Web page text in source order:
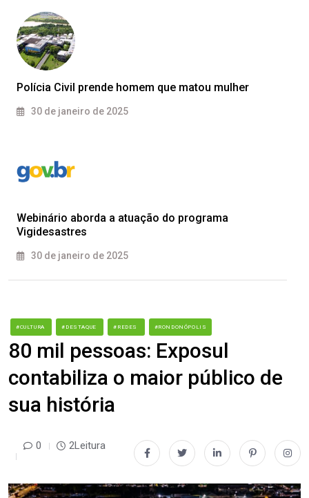
Polícia Civil prende homem que matou mulher
30 de janeiro de 2025
Webinário aborda a atuação do programa
Vigidesastres
30 de janeiro de 2025
#CULTURA #DESTAQUE #REDES #RONDONÓPOLIS
80 mil pessoas: Exposul
contabiliza o maior público de
sua história
0 2Leitura